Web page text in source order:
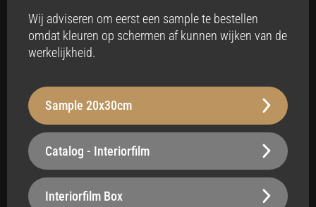
Badkamer
Vloerverwarming
Ja
Robuust - 250 µm
Oppervlak
Wij adviseren om eerst een sample te bestellen
omdat kleuren op schermen af kunnen wijken van de
werkelijkheid.
Sample 20x30cm
Catalog - Interiorfilm
Interiorfilm Box